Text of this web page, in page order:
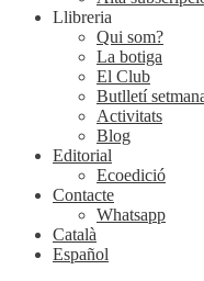
Llibreria
Qui som?
La botiga
El Club
Butlletí
Activitats
Blog
Editorial
Ecoedició
Contacte
Whatsapp
Català
Español